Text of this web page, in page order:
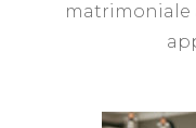
matrimoniale